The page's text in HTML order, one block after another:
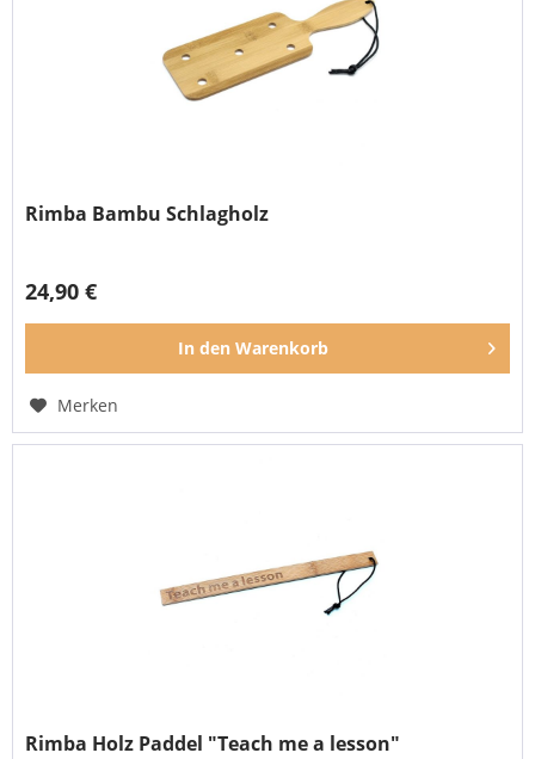
Rimba Bambu Schlagholz
24,90 €
In den Warenkorb
Merken
Rimba Holz Paddel "Teach me a lesson"